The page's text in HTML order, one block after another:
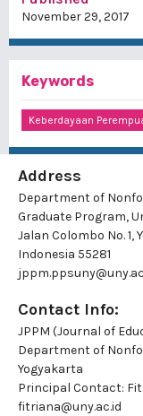
November 29, 2017
Keywords
Keberdayaan
Address
Department of
Graduate Program,
Jalan Colombo No. 1,
Indonesia 55281
Contact Info:
JPPM (Journal of
Department of
Yogyakarta
Principal Contact:
fitriana@uny.ac.id